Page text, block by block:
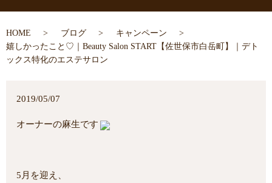
HOME ブログ
キャンペーン
嬉しかったこと♡｜Beauty Salon START【佐世保市白岳町】｜デト
ックス特化のエステサロン
2019/05/07
オーナーの麻生です
5月を迎え、